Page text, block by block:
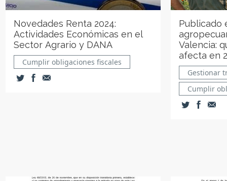
Novedades Renta 2024:
Actividades Económicas en el
Sector Agrario y DANA
Cumplir obligaciones fiscales
Publicado
Valencia:
afecta en
Gestionar
Cumplir